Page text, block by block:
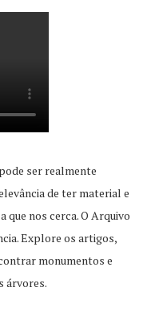
ser realmente
de ter material e
nos cerca. O Arquivo
Explore os artigos,
monumentos e
árvores.